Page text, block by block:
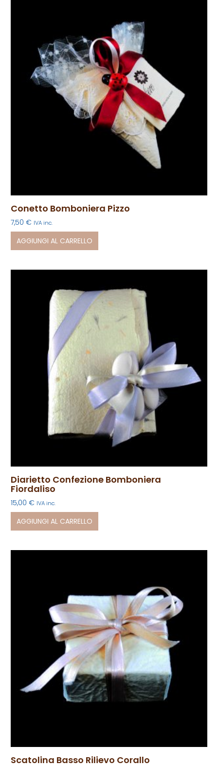
Conetto Bomboniera Pizzo
7,50€ IVA inc.
AGGIUNGI AL CARRELLO
Diarietto Confezione Bomboniera
Fiordaliso
15,00€ IVA inc.
AGGIUNGI AL CARRELLO
Scatolina Basso Rilievo Corallo